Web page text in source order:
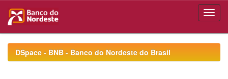
navigationDSpace - BNB - Banco do Nordeste do Brasil